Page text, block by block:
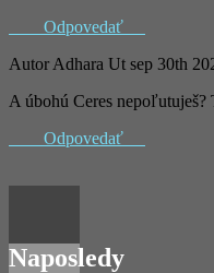
Odpovedať
Autor Adhara Ut sep 30th
A úbohú Ceres nepoľutuješ?
Odpovedať
Naposledy